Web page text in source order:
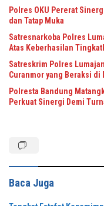
Polres OKU Pererat
dan Tatap Muka
Satresnarkoba Polres
Atas Keberhasilan
Satreskrim Polres
Curanmor yang Beraksi di
Polresta Bandung
Perkuat Sinergi Demi
Baca Juga